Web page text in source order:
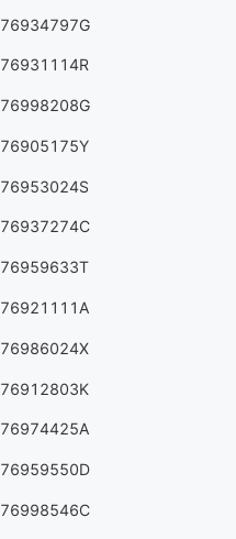
76934797G
76931114R
76998208G
76905175Y
76953024S
76937274C
76959633T
76921111A
76986024X
76912803K
76974425A
76959550D
76998546C